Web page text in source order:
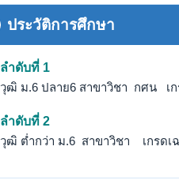
ประวัติการศึกษา
ลำดับที่ 1
วุฒิ ม.6 ปลาย6 สาขาวิชา กศน เก
ลำดับที่ 2
วุฒิ ต่ำกว่า ม.6 สาขาวิชา เกรดเ